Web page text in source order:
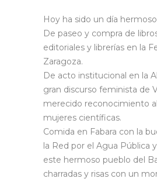
Hoy ha sido un día
De paseo y compra de
editoriales y librerías en la
Zaragoza.
De acto institucional en la
gran discurso feminista de
merecido reconocimiento
mujeres científicas.
Comida en Fabara con la
la Red por el Agua Pública
este hermoso pueblo del
charradas y risas con un